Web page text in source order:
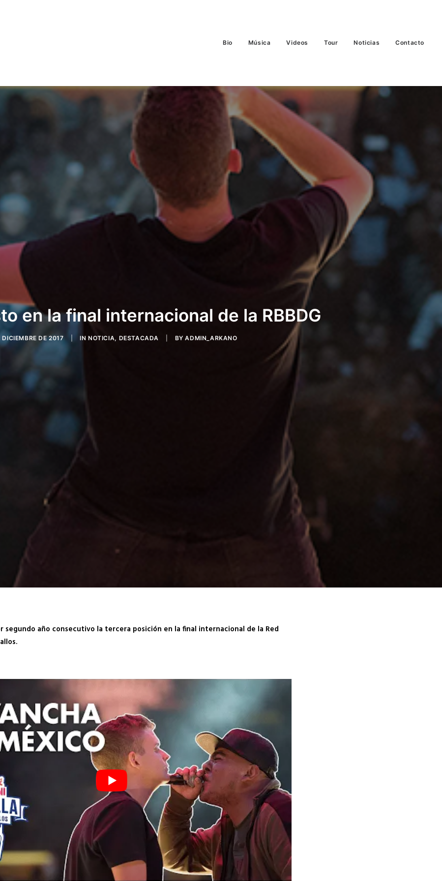
Bio Música Videos Tour Noticias Contacto
en la final internacional de la RBBDG
DICIEMBRE DE 2017 INNOTICIA, DESTACADA BYADMIN_ARKANO
segundo año consecutivo la tercera posición en la final internacional de la Red